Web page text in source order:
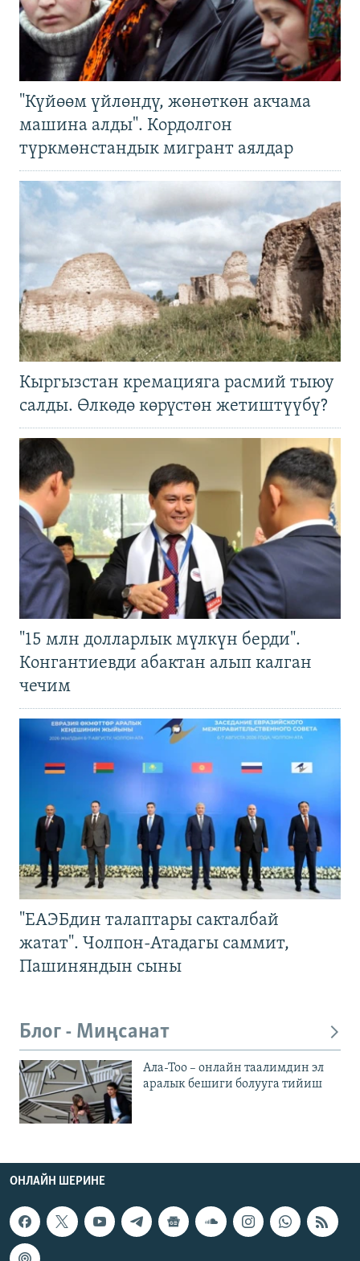
"Күйөөм үйлөндү, жөнөткөн акчама
машина алды". Кордолгон
түркмөнстандык мигрант аялдар
Кыргызстан кремацияга расмий тыюу
салды. Өлкөдө көрүстөн жетиштүүбү?
"15 млн долларлык мүлкүн берди".
Конгантиевди абактан алып калган
чечим
"ЕАЭБдин талаптары сакталбай
жатат". Чолпон-Атадагы саммит,
Пашиняндын сыны
Блог - Миңсанат
Ала-Тоо – онлайн таалимдин эл
аралык бешиги болууга тийиш
ОНЛАЙН ШЕРИНЕ